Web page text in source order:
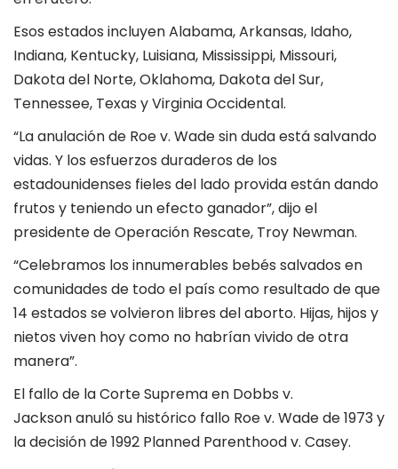
Esos estados incluyen Alabama, Arkansas, Idaho,
Indiana, Kentucky, Luisiana, Mississippi, Missouri,
Dakota del Norte, Oklahoma, Dakota del Sur,
Tennessee, Texas y Virginia Occidental.
“La anulación de Roe v. Wade sin duda está salvando
vidas. Y los esfuerzos duraderos de los
estadounidenses fieles del lado provida están dando
frutos y teniendo un efecto ganador”, dijo el
presidente de Operación Rescate, Troy Newman.
“Celebramos los innumerables bebés salvados en
comunidades de todo el país como resultado de que
14 estados se volvieron libres del aborto. Hijas, hijos y
nietos viven hoy como no habrían vivido de otra
manera”.
El fallo de la Corte Suprema en Dobbs v.
Jackson anuló su histórico fallo Roe v. Wade de 1973 y
la decisión de 1992 Planned Parenthood v. Casey.